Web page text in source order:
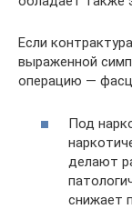
Если
выраженной
операцию —
Под
делают
снижает